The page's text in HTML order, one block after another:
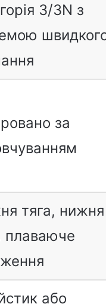
3/3N з
за
тяга, нижня
плаваюче
або